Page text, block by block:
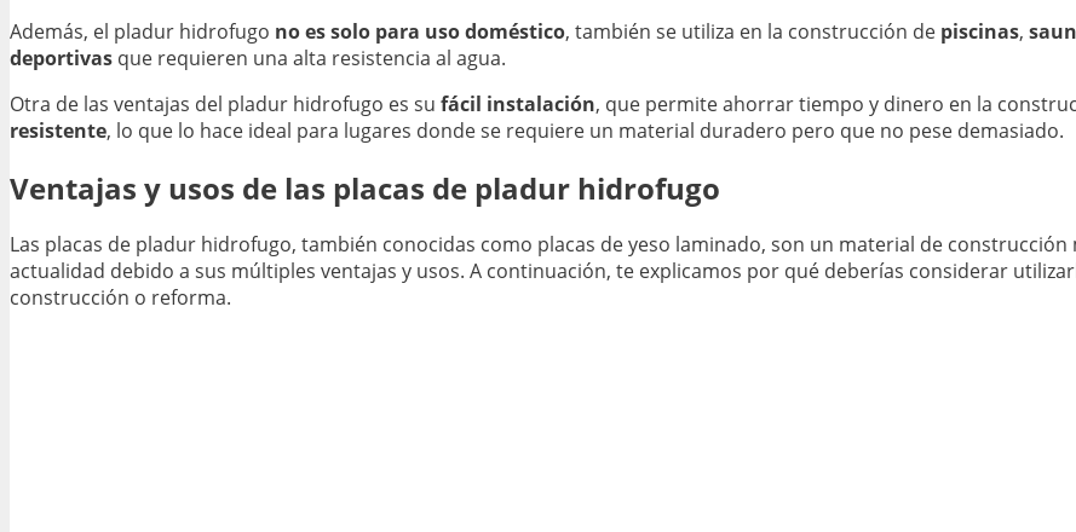
Además, el pladur hidrofugo no es solo para uso doméstico, también se utiliza en la construcción de piscinas,
deportivas que requieren una alta resistencia al agua.
Otra de las ventajas del pladur hidrofugo es su fácil instalación, que permite ahorrar tiempo y dinero en la
resistente, lo que lo hace ideal para lugares donde se requiere un material duradero pero que no pese demasiado.
Ventajas y usos de las placas de pladur hidrofugo
Las placas de pladur hidrofugo, también conocidas como placas de yeso laminado, son un material de construcción
actualidad debido a sus múltiples ventajas y usos. A continuación, te explicamos por qué deberías considerar
construcción o reforma.